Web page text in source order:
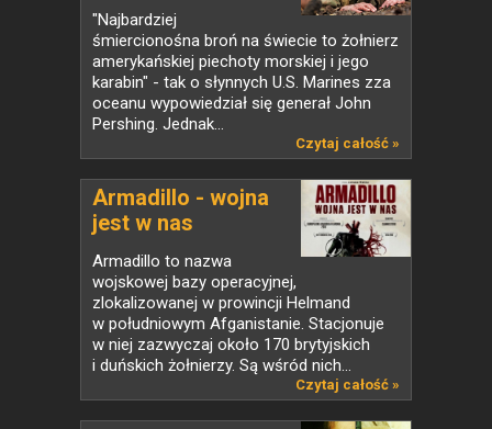
"Najbardziej
śmiercionośna broń na świecie to żołnierz
amerykańskiej piechoty morskiej i jego
karabin" - tak o słynnych U.S. Marines zza
oceanu wypowiedział się generał John
Pershing. Jednak...
Czytaj całość »
Armadillo - wojna
jest w nas
Armadillo to nazwa
wojskowej bazy operacyjnej,
zlokalizowanej w prowincji Helmand
w południowym Afganistanie. Stacjonuje
w niej zazwyczaj około 170 brytyjskich
i duńskich żołnierzy. Są wśród nich...
Czytaj całość »